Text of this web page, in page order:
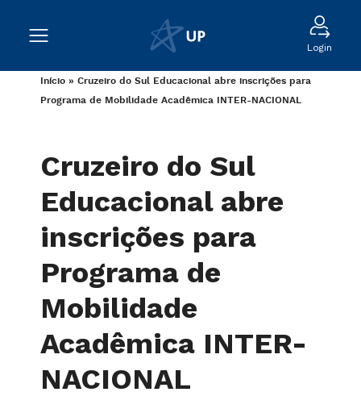
Login
Início » Cruzeiro do Sul Educacional abre inscrições para
Programa de Mobilidade Acadêmica INTER-NACIONAL
Cruzeiro do Sul
Educacional abre
inscrições para
Programa de
Mobilidade
Acadêmica INTER-
NACIONAL